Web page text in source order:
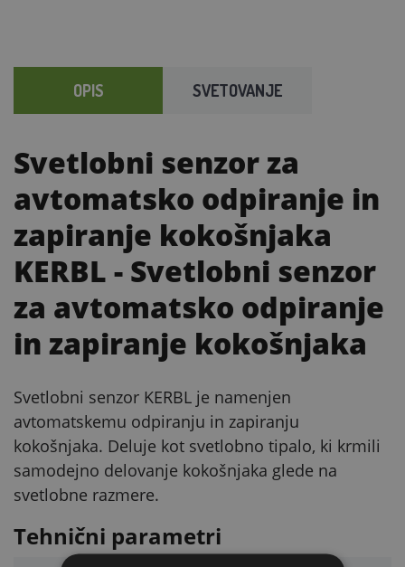
OPIS SVETOVANJE
Svetlobni senzor za
avtomatsko odpiranje in
zapiranje kokošnjaka
KERBL - Svetlobni senzor
za avtomatsko odpiranje
in zapiranje kokošnjaka
Svetlobni senzor KERBL je namenjen
avtomatskemu odpiranju in zapiranju
kokošnjaka. Deluje kot svetlobno tipalo, ki krmili
samodejno delovanje kokošnjaka glede na
svetlobne razmere.
Tehnični parametri